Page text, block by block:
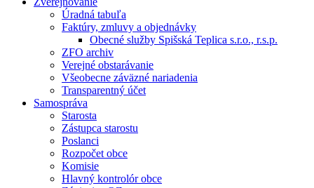
Úradná tabuľa
Faktúry, zmluvy a objednávky
Obecné služby Spišská Teplica s.r.o., r.s.p.
ZFO archiv
Verejné obstarávanie
Všeobecne záväzné nariadenia
Transparentný účet
Samospráva
Starosta
Zástupca starostu
Poslanci
Rozpočet obce
Komisie
Hlavný kontrolór obce